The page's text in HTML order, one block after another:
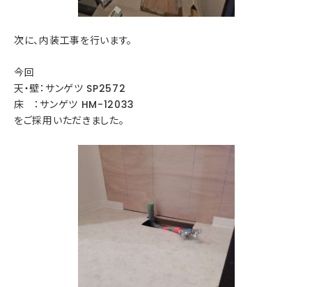
次に、内装工事を行います。
今回
天・壁：サンゲツ SP2572
床 ：サンゲツ HM-12033
をご採用いただきました。